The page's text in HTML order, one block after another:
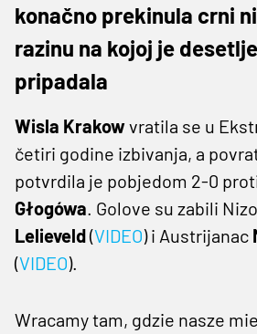
konačno prekinula crni
razinu na kojoj je
pripadala
Wisla Krakowvratila se u
četiri godine izbivanja, a
potvrdila je pobjedom 2-0
Głogówa. Golove su zabili
Lelieveld(VIDEO) i Austrijanac
(VIDEO).
Wracamy tam, gdzie nasze